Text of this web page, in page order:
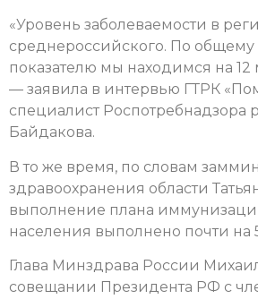
«Уровень заболеваемости в
среднероссийского. По
показателю мы находимся на 12
— заявила в интервью ГТРК
специалист Роспотребнадзора
Байдакова.
В то же время, по словам
здравоохранения области
выполнение плана
населения выполнено почти на
Глава Минздрава России
совещании Президента РФ с